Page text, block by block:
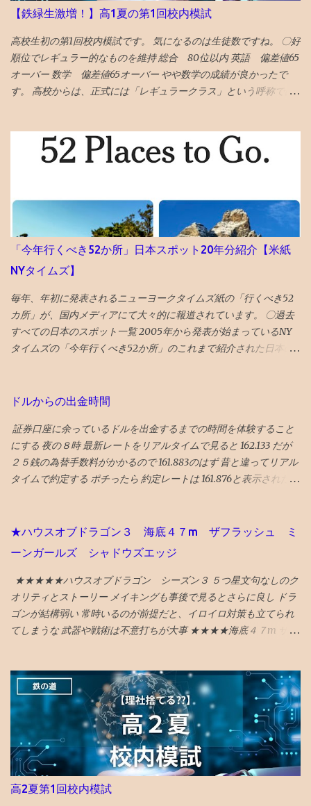
どうやら、Googleのボットが自動で巡回して判定していて、 大量
の誤判定ロック（削除）が５年に一回ぐらいおきるらしい 再審査
ボタンを押した １０時間後、２２時過ぎ、メールが届いて ブログ
復活させたとの通知 急ぎ管理画面にアクセスし、バックアップを
出力・保存した
【鉄緑生激増！】高1夏の第1回校内模試
高校生初の第1回校内模試です。 気になるのは生徒数ですね。 〇好
順位でレギュラー的なものを維持 総合 80位以内 英語 偏差値65
オーバー 数学 偏差値65オーバー やや数学の成績が良かったで
す。 高校からは、正式には「レギュラークラス」という呼称では
のも、好要因でしょう。 なにしろ、応用クラスの季節 講習は校内
模試の過去問をやる ので、受講した方が圧倒的に有利です。 〇高
績優秀上位メンバーは固定してます。 高校入塾からの「いきなり
30傑」は厳しそうです。 継続が重要です。
「今年行くべき52か所」日本スポット20年分紹介【米紙
NYタイムズ】
毎年、年初に発表されるニューヨークタイムズ紙の「行くべき52
カ所」が、国内メディアにて大々的に報道されています。 〇過去
すべての日本のスポット一覧 2005年から発表が始まっているNY
タイムズの「今年行くべき52か所」のこれまで紹介された日本の
崎 核の脅威が再度クローズアップされた時流を踏まえ、完全に破
強く立ち直る都市’として選出。 駅前再開発 の完成、大徳寺の 大
クス 、 カステラ本家 福砂屋 、 コーヒー富士男 のミルクセーキ、
ジャズ喫茶マイルストーン、 グラバー園 、梅ヶ枝 焼餅 きく水
を紹介。 46位 沖縄 国際イベントや災害復興の観点を踏まえて
ィバル や 伊江島ゆり祭り へ！とのこと 全文読めるギフトリンク
2026記事 〇2025年 30位 富山 出典：NYタイムズHP 2025年に
の復興として観光誘致を進めている 富山 がランクイン。 文化豊か
で飯うまく、すいてるよ！ との触れ込みです。 ガラス美術館 、
おわら風の盆まつり、 富山城址公園 の他、 飲食スポットとしてワ
インバーのアルプ、おでん屋さんの飛騨、カレー屋のスズキー
り） NYタイムズ紙は選出にあたり、国際イベント開催や災害復興
の観点を踏まえているとのことです。 38位 大阪 食と商のまち
大阪の革新的プロジェクトとして、 グラングリーン 大阪（公園）
を紹介。 ウォルドール・アストリアホテル、フォーシーズンズホ
テル、万博の開催のほか、進歩主義的都市としてLGBTQ＋のコミ
ュニティセンターであるプライドセンターを紹介。 ギフトリンク
なので全文読めます→ 2025年に行くべき52カ所の英語記事全文 〇
2024年 3位 山口 また、NYタイムズHP画像に明示されている数
ドルからの出金時間
証券口座に余っているドルを出金するまでの時間を体験すること
にする 夜の８時 最新レートをリアルタイムで見ると 162.133 だが
２５銭の為替手数料がかかるので 161.883のはず 昔と違ってリアル
タイムで約定する ポチったら 約定レートは 161.876と表示された
20:28までの通常出金は翌営業日の振り込みということでやってみ
たら、 １０時から１３時までの間に振り込まれると表示された。
実際には、 翌朝９時頃には振り込まれていた
★ハウスオブドラゴン３ 海底４７m ザフラッシュ ミ
ーンガールズ シャドウズエッジ
★★★★★ハウスオブドラゴン シーズン３ ５つ星文句なしのク
オリティとストーリー メイキングも事後で見るとさらに良し ドラ
ゴンが結構弱い 常時いるのが前提だと、イロイロ対策も立てられ
てしまうな 武器や戦術は不意打ちが大事 ★★★★海底４７m サメ
気もしたが、 最後までエンタメ要素満載で楽しめる ★★★★ザ・
フラッシュ タイムトラベル系アクションの話。 直せるところと直
せない運命が哀しい ★ボーイキルズワールド ポイントが余ってい
たので４００P使ってしまったが、駄作 星４つにつられてみてしま
ったが、失敗した。 ★★★★ミーンガールズ 条件が整えば、誰も
が、意地悪になる可能性はある あからさまな敵を作りすぎるのも
よくない ★★★★シャドウズエッジ 筋書きも結構展開があっっ
て、 単なるジャッキーチェーンのカンフー映画よりも深い
高2夏第1回校内模試